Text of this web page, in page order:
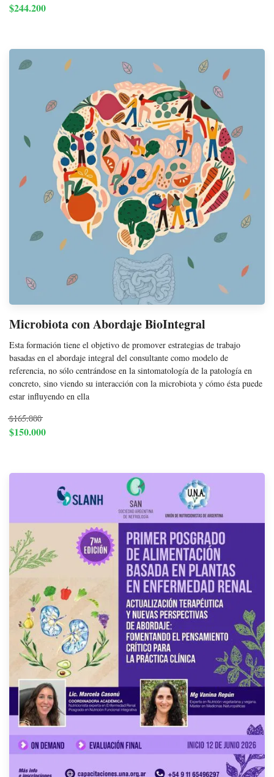
$244.200
Microbiota con Abordaje BioIntegral
Esta formación tiene el objetivo de promover estrategias de trabajo
basadas en el abordaje integral del consultante como modelo de
referencia, no sólo centrándose en la sintomatología de la patología en
concreto, sino viendo su interacción con la microbiota y cómo ésta puede
estar influyendo en ella
$165.000
$150.000